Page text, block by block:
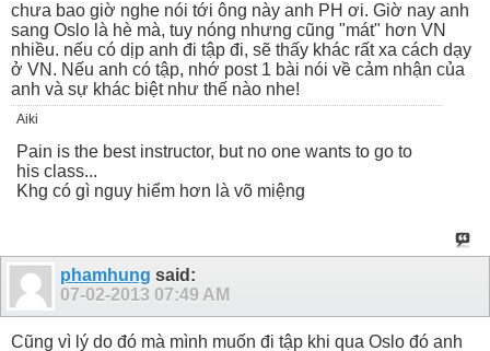
chưa bao giờ nghe nói tới ông này anh PH ơi. Giờ nay anh
sang Oslo là hè mà, tuy nóng nhưng cũng "mát" hơn VN
nhiều. nếu có dịp anh đi tập đi, sẽ thấy khác rất xa cách dạy
ở VN. Nếu anh có tập, nhớ post 1 bài nói về cảm nhận của
anh và sự khác biệt như thế nào nhe!
Aiki
Pain is the best instructor, but no one wants to go to
his class...
Khg có gì nguy hiểm hơn là võ miệng
phamhung said:
07-02-2013 07:49 AM
Cũng vì lý do đó mà mình muốn đi tập khi qua Oslo đó anh